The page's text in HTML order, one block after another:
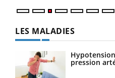
LES MALADIES
pression